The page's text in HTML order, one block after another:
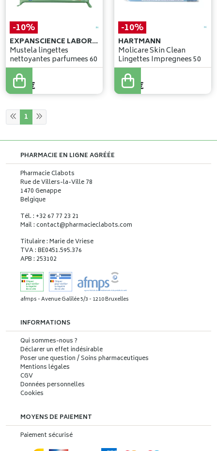
-10%
EXPANSCIENCE LABORATOIRES
Mustela lingettes
nettoyantes parfumees 60
6,99€
6,29 €
-10%
HARTMANN
Molicare Skin Clean
Lingettes Impregnees 50
9,19€
8,27 €
1
PHARMACIE EN LIGNE AGRÉÉE
Pharmacie Clabots
Rue de Villers-la-Ville 78
1470 Genappe
Belgique
Tél. : +32 67 77 23 21
Mail : contact@pharmacieclabots.com
Titulaire : Marie de Vriese
TVA : BE0451.595.376
APB : 253102
afmps - Avenue Galilée 5/3 - 1210 Bruxelles
INFORMATIONS
Qui sommes-nous ?
Déclarer un effet indésirable
Poser une question / Soins pharmaceutiques
Mentions légales
CGV
Données personnelles
Cookies
MOYENS DE PAIEMENT
Paiement sécurisé